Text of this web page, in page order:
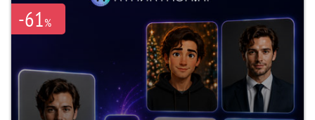
-61%